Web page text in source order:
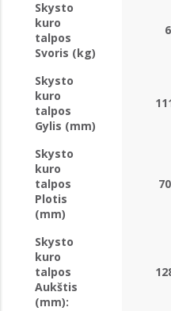
Skysto
kuro
talpos
Svoris (kg)
Skysto
kuro
talpos
Gylis (mm)
Skysto
kuro
talpos
Plotis
(mm)
Skysto
kuro
talpos
Aukštis
(mm):